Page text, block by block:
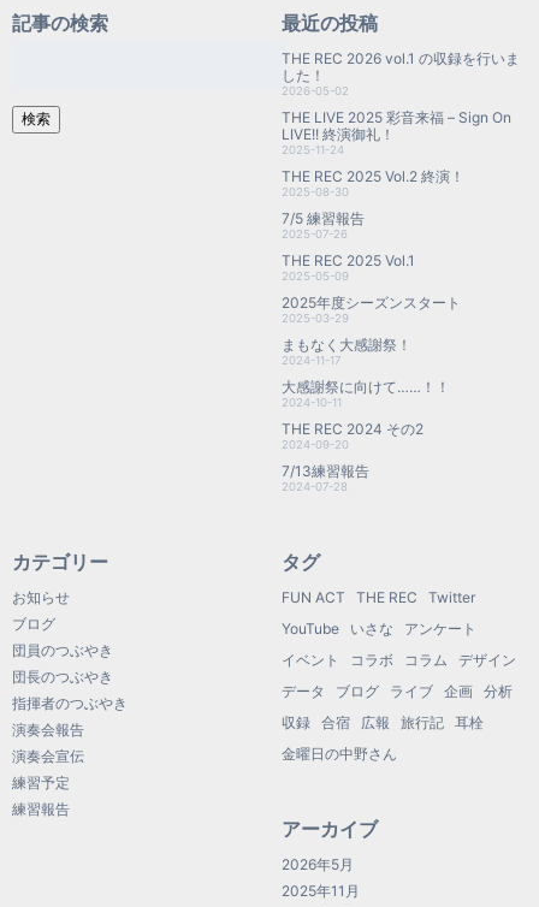
記事の検索
検索
最近の投稿
THE REC 2026 vol.1 の収録を行いま
した！
2026-05-02
THE LIVE 2025 彩音来福 – Sign On
LIVE!! 終演御礼！
2025-11-24
THE REC 2025 Vol.2 終演！
2025-08-30
7/5 練習報告
2025-07-26
THE REC 2025 Vol.1
2025-05-09
2025年度シーズンスタート
2025-03-29
まもなく大感謝祭！
2024-11-17
大感謝祭に向けて……！！
2024-10-11
THE REC 2024 その2
2024-09-20
7/13練習報告
2024-07-28
カテゴリー
お知らせ
ブログ
団員のつぶやき
団長のつぶやき
指揮者のつぶやき
演奏会報告
演奏会宣伝
練習予定
練習報告
タグ
FUN ACT THE REC
Twitter
YouTube
いさな
アンケート
イベント
コラボ コラム
デザイン
データ
ブログ ライブ 企画
分析
収録
合宿 広報 旅行記
耳栓
金曜日の中野さん
アーカイブ
2026年5月
2025年11月